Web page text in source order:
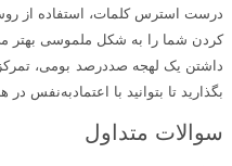
درست استرس کلمات، استفاده از
کردن شما را به شکل ملموسی بهتر
داشتن یک لهجه صددرصد بومی،
بگذارید تا بتوانید با اعتماد‌به‌نفس
سوالات متداول